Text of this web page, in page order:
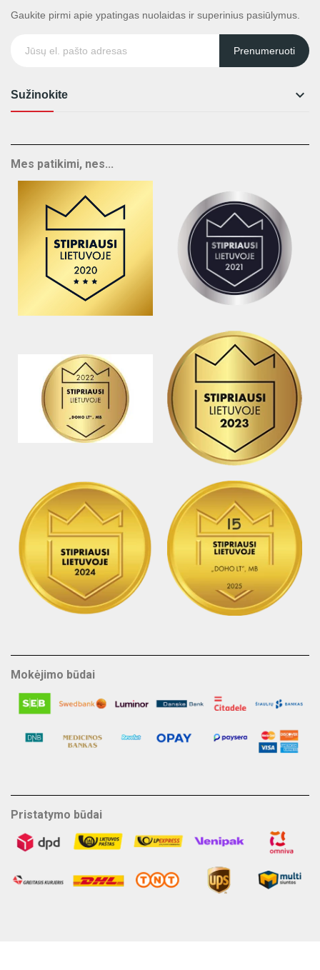
Gaukite pirmi apie ypatingas nuolaidas ir superinius pasiūlymus.
Prenumeruoti
Sužinokite 
Mes patikimi, nes...
Mokėjimo būdai
Pristatymo būdai